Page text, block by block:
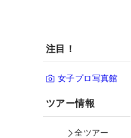
注目！
女子プロ写真館
ツアー情報
全ツアー